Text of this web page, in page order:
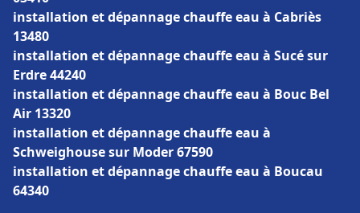
installation et dépannage chauffe eau à Cabriès
13480
installation et dépannage chauffe eau à Sucé sur
Erdre 44240
installation et dépannage chauffe eau à Bouc Bel
Air 13320
installation et dépannage chauffe eau à
Schweighouse sur Moder 67590
installation et dépannage chauffe eau à Boucau
64340